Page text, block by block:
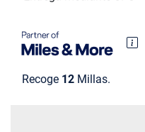
Recoge 12 Millas.